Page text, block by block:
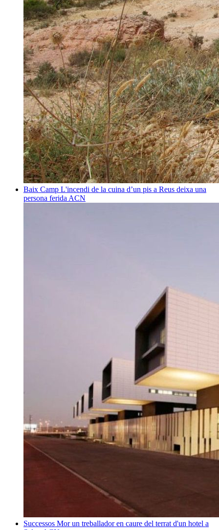
Baix Camp L'incendi de la cuina d’un pis a Reus deixa una
persona ferida ACN
Successos Mor un treballador en caure del terrat d'un hotel a